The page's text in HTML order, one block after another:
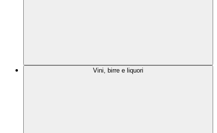
Vini, birre e liquori